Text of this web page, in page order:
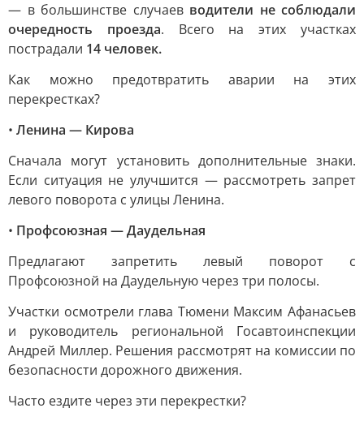
— в большинстве случаев водители не соблюдали
очередность проезда. Всего на этих участках
пострадали 14 человек.
Как можно предотвратить аварии на этих
перекрестках?
• Ленина — Кирова
Сначала могут установить дополнительные знаки.
Если ситуация не улучшится — рассмотреть запрет
левого поворота с улицы Ленина.
• Профсоюзная — Даудельная
Предлагают запретить левый поворот с
Профсоюзной на Даудельную через три полосы.
Участки осмотрели глава Тюмени Максим Афанасьев
и руководитель региональной Госавтоинспекции
Андрей Миллер. Решения рассмотрят на комиссии по
безопасности дорожного движения.
Часто ездите через эти перекрестки?